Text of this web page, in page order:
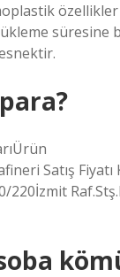
süresine
Satış
220İzmit